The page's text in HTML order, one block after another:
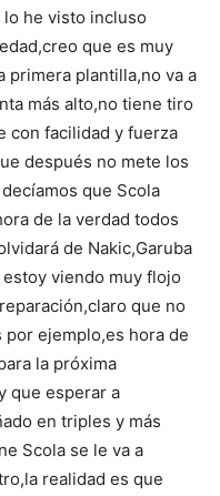
he visto incluso
que es muy
primera plantilla,no va a
más alto,no tiene tiro
con facilidad y fuerza
después no mete los
que Scola
de la verdad todos
de Nakic,Garuba
viendo muy flojo
que no
ejemplo,es hora de
la próxima
que esperar a
en triples y más
Scola se le va a
realidad es que